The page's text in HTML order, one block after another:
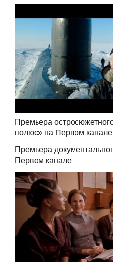
Премьера
полюс» на Первом канале
Премьера
Первом канале